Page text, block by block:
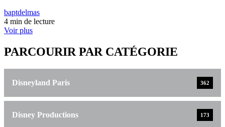
baptdelmas
4 min de lecture
Voir plus
PARCOURIR PAR CATÉGORIE
Disneyland Paris 362
Disney Productions 173